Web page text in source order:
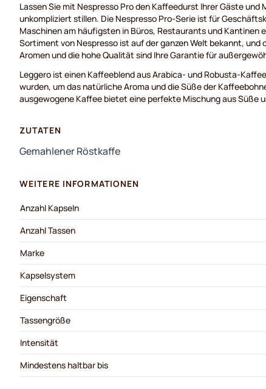
Lassen Sie mit Nespresso Pro den Kaffeedurst Ihrer Gäste
unkompliziert stillen. Die Nespresso Pro-Serie ist für
Maschinen am häufigsten in Büros, Restaurants und Kantinen
Sortiment von Nespresso ist auf der ganzen Welt bekannt, und
Aromen und die hohe Qualität sind Ihre Garantie für
Leggero ist einen Kaffeeblend aus Arabica- und Robusta-
wurden, um das natürliche Aroma und die Süße der
ausgewogene Kaffee bietet eine perfekte Mischung aus Süße
ZUTATEN
Gemahlener Röstkaffe
WEITERE INFORMATIONEN
Anzahl Kapseln
Anzahl Tassen
Marke
Kapselsystem
Eigenschaft
Tassengröße
Intensität
Mindestens haltbar bis